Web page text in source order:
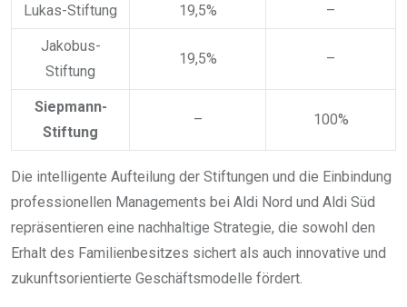
Lukas-Stiftung 19,5% –
Jakobus-
Stiftung
19,5% –
Siepmann-
Stiftung
– 100%
Die intelligente Aufteilung der Stiftungen und die Einbindung
professionellen Managements bei Aldi Nord und Aldi Süd
repräsentieren eine nachhaltige Strategie, die sowohl den
Erhalt des Familienbesitzes sichert als auch innovative und
zukunftsorientierte Geschäftsmodelle fördert.